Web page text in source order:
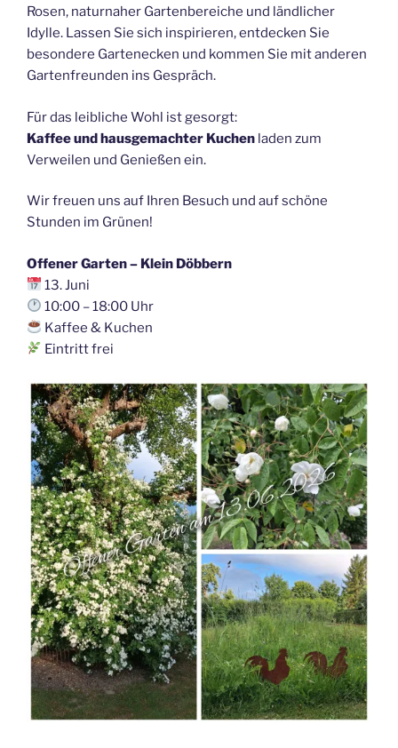
Rosen, naturnaher Gartenbereiche und ländlicher
Idylle. Lassen Sie sich inspirieren, entdecken Sie
besondere Gartenecken und kommen Sie mit anderen
Gartenfreunden ins Gespräch.
Für das leibliche Wohl ist gesorgt:
Kaffee und hausgemachter Kuchen laden zum
Verweilen und Genießen ein.
Wir freuen uns auf Ihren Besuch und auf schöne
Stunden im Grünen!
Offener Garten – Klein Döbbern
13. Juni
10:00 – 18:00 Uhr
Kaffee & Kuchen
Eintritt frei